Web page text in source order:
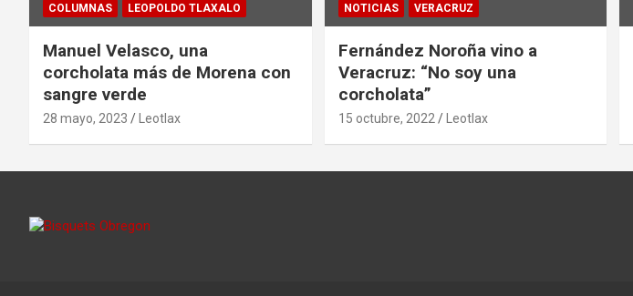
COLUMNAS LEOPOLDO TLAXALO
Manuel Velasco, una
corcholata más de Morena con
sangre verde
28 mayo, 2023 Leotlax
NOTICIAS
VERACRUZ
Fernández Noroña vino a
Veracruz: “No soy una
corcholata”
15 octubre, 2022 Leotlax